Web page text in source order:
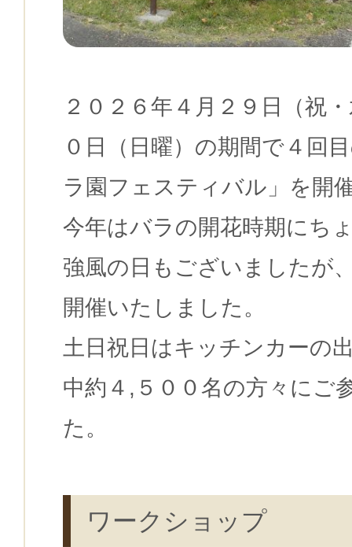
２０２６年４月２９日（祝
０日（日曜）の期間で４回
ラ園フェスティバル」を開
今年はバラの開花時期にち
強風の日もございましたが
開催いたしました。
土日祝日はキッチンカーの
中約４,５００名の方々にご
た。
ワークショップ